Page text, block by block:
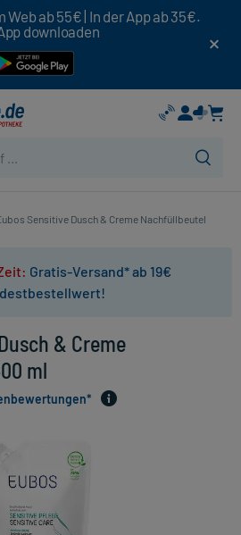
ab 55€ | In der App ab 35€.
downloaden
Sensitive Dusch & Creme Nachfüllbeutel
Gratis-Versand* ab 19€
& Creme
ml